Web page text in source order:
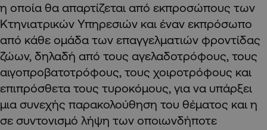
η οποία θα απαρτίζεται από εκπροσώπους των
Κτηνιατρικών Υπηρεσιών και έναν εκπρόσωπο
από κάθε ομάδα των επαγγελματιών φροντίδας
ζώων, δηλαδή από τους αγελαδοτρόφους, τους
αιγοπροβατοτρόφους, τους χοιροτρόφους και
επιπρόσθετα τους τυροκόμους, για να υπάρξει
μια συνεχής παρακολούθηση του θέματος και η
σε συντονισμό λήψη των οποιωνδήποτε